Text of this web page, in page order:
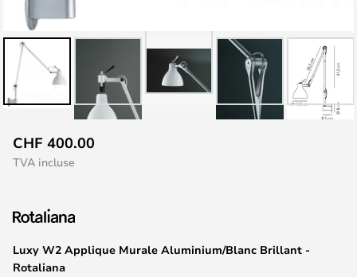
to
the
of
the
images
gallery
Luxy W2 Applique Murale Aluminium/Blanc Brillant -
Rotaliana
CHF 400.00
TVA incluse